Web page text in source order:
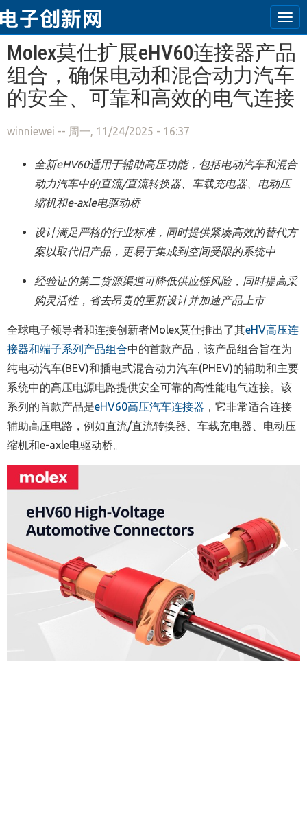
跳转到主要内容
Molex莫仕扩展eHV60连接器产品
组合，确保电动和混合动力汽车
的安全、可靠和高效的电气连接
winniewei -- 周一, 11/24/2025 - 16:37
全新eHV60适用于辅助高压功能，包括电动汽车和混合
动力汽车中的直流/直流转换器、车载充电器、电动压
缩机和e-axle电驱动桥
设计满足严格的行业标准，同时提供紧凑高效的替代方
案以取代旧产品，更易于集成到空间受限的系统中
经验证的第二货源渠道可降低供应链风险，同时提高采
购灵活性，省去昂贵的重新设计并加速产品上市
全球电子领导者和连接创新者Molex莫仕推出了其eHV高压连
接器和端子系列产品组合中的首款产品，该产品组合旨在为
纯电动汽车(BEV)和插电式混合动力汽车(PHEV)的辅助和主要
系统中的高压电源电路提供安全可靠的高性能电气连接。该
系列的首款产品是eHV60高压汽车连接器 ，它非常适合连接
辅助高压电路，例如直流/直流转换器、车载充电器、电动压
缩机和e-axle电驱动桥。